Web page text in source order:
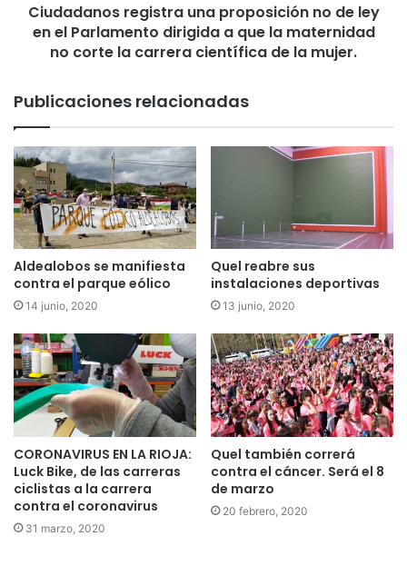
Ciudadanos registra una proposición no de ley
en el Parlamento dirigida a que la maternidad
no corte la carrera científica de la mujer.
Publicaciones relacionadas
Aldealobos se manifiesta
contra el parque eólico
14 junio, 2020
Quel reabre sus
instalaciones deportivas
13 junio, 2020
CORONAVIRUS EN LA RIOJA:
Luck Bike, de las carreras
ciclistas a la carrera
contra el coronavirus
31 marzo, 2020
Quel también correrá
contra el cáncer. Será el 8
de marzo
20 febrero, 2020